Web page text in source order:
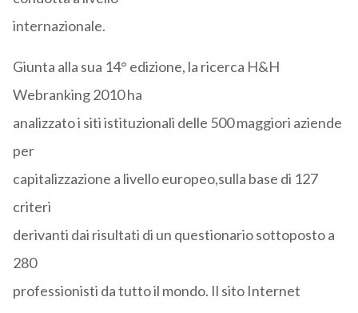
internazionale.
Giunta alla sua 14° edizione, la ricerca H&H
Webranking 2010 ha
analizzato i siti istituzionali delle 500 maggiori aziende
per
capitalizzazione a livello europeo,sulla base di 127
criteri
derivanti dai risultati di un questionario sottoposto a
280
professionisti da tutto il mondo. Il sito Internet